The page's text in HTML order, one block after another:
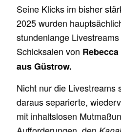
Seine Klicks im bisher
2025 wurden
stundenlange
Schicksalen von
aus Güstrow.
Nicht nur die Livestreams
daraus separierte,
mit inhaltslosen